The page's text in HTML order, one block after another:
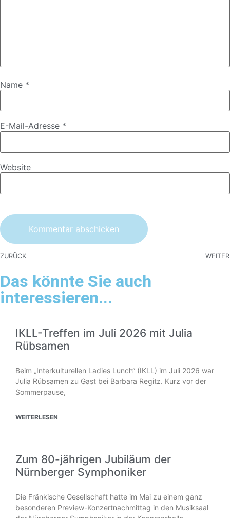
Name *
E-Mail-Adresse *
Website
ZURÜCK WEITER
Das könnte Sie auch
interessieren...
IKLL-Treffen im Juli 2026 mit Julia
Rübsamen
Beim „Interkulturellen Ladies Lunch“ (IKLL) im Juli 2026 war
Julia Rübsamen zu Gast bei Barbara Regitz. Kurz vor der
Sommerpause,
WEITERLESEN
Zum 80-jährigen Jubiläum der
Nürnberger Symphoniker
Die Fränkische Gesellschaft hatte im Mai zu einem ganz
besonderen Preview-Konzertnachmittag in den Musiksaal